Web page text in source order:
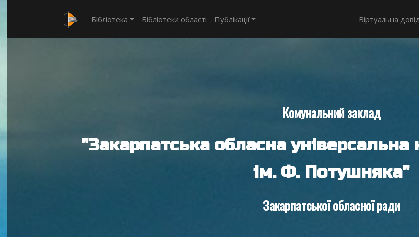
Бібліотека Бібліотеки області Публікації Віртуальна
Комунальний заклад
"Закарпатська обласна універсальна
ім. Ф. Потушняка"
Закарпатської обласної ради